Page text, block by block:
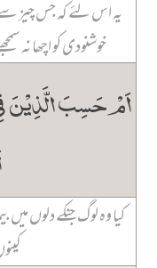
یہ اس لئے کہ جس چیز
خوشنودی کو اچھا نہ
اَمۡ حَسِبَ الَّذِیۡنَ
کیا وہ لوگ جنکے دلوں